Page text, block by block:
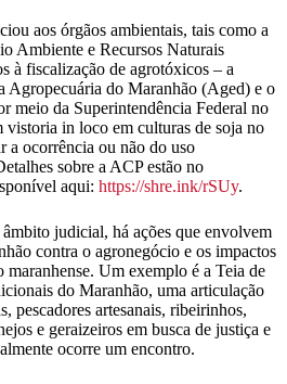
aos órgãos ambientais, tais como a
Ambiente e Recursos Naturais
à fiscalização de agrotóxicos – a
Agropecuária do Maranhão (Aged) e o
meio da Superintendência Federal no
vistoria in loco em culturas de soja no
a ocorrência ou não do uso
sobre a ACP estão no
aqui: https://shre.ink/rSUy.
judicial, há ações que envolvem
contra o agronegócio e os impactos
Um exemplo é a Teia de
do Maranhão, uma articulação
pescadores artesanais, ribeirinhos,
e geraizeiros em busca de justiça e
ocorre um encontro.